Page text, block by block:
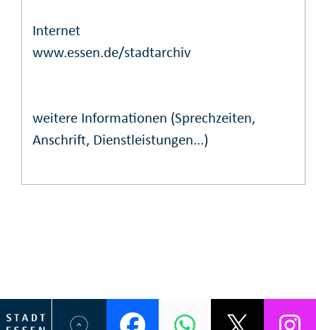
Internet
www.essen.de/stadtarchiv
weitere Informationen (Sprechzeiten,
Anschrift, Dienstleistungen...)